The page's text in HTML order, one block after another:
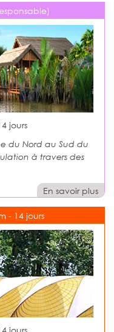
jours
du Nord au Sud du
à travers des
En savoir plus
- 14 jours
jours